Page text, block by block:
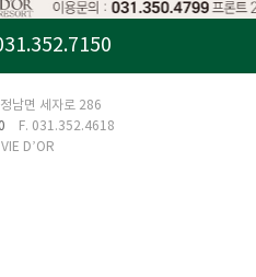
남면 세자로 286
F. 031.352.4618
D’OR